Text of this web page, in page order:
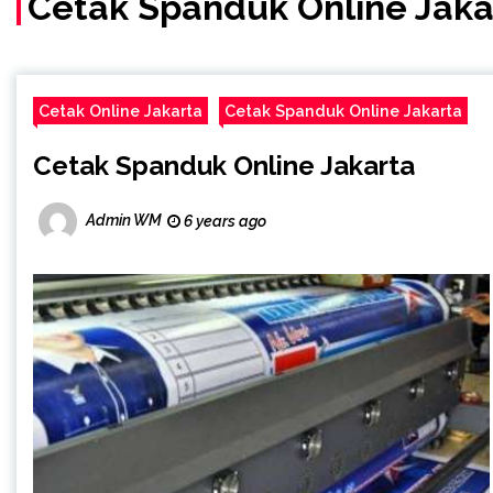
Cetak Online Jakarta Cetak Spanduk Online Jakarta
Cetak Spanduk Online Jakarta
Admin WM 6 years ago